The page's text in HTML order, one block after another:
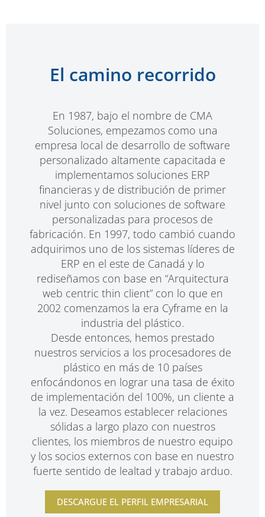
El camino recorrido
En 1987, bajo el nombre de CMA
Soluciones, empezamos como una
empresa local de desarrollo de software
personalizado altamente capacitada e
implementamos soluciones ERP
financieras y de distribución de primer
nivel junto con soluciones de software
personalizadas para procesos de
fabricación. En 1997, todo cambió cuando
adquirimos uno de los sistemas líderes de
ERP en el este de Canadá y lo
rediseñamos con base en “Arquitectura
web centric thin client” con lo que en
2002 comenzamos la era Cyframe en la
industria del plástico.
Desde entonces, hemos prestado
nuestros servicios a los procesadores de
plástico en más de 10 países
enfocándonos en lograr una tasa de éxito
de implementación del 100%, un cliente a
la vez. Deseamos establecer relaciones
sólidas a largo plazo con nuestros
clientes, los miembros de nuestro equipo
y los socios externos con base en nuestro
fuerte sentido de lealtad y trabajo arduo.
DESCARGUE EL PERFIL EMPRESARIAL